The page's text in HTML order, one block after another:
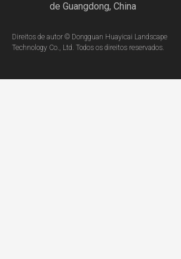
de Guangdong, China
Direitos de autor © Dongguan Huayicai Landscape
Technology Co., Ltd. Todos os direitos reservados.